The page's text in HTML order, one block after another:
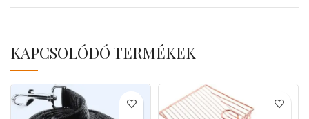
KAPCSOLÓDÓ TERMÉKEK